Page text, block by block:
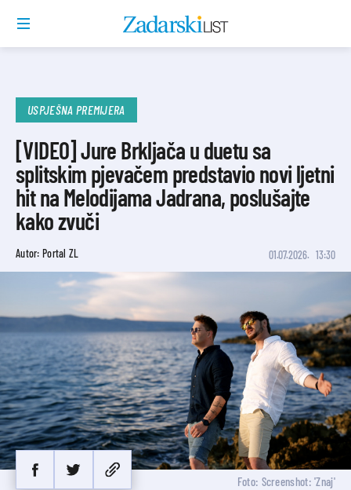
USPJEŠNA PREMIJERA
[VIDEO] Jure Brkljača u duetu sa
splitskim pjevačem predstavio novi ljetni
hit na Melodijama Jadrana, poslušajte
kako zvuči
Autor: Portal ZL 01.07.2026. 13:30
Foto: Screenshot: 'Znaj'